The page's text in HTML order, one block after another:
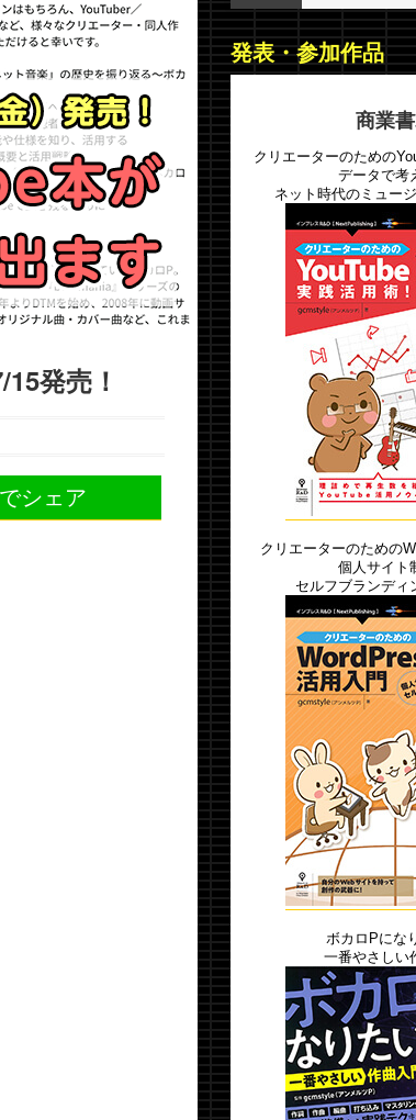
発売！
シェア
発表・参加作品
商業
クリエーターのための
データで考
ネット時代のミュー
クリエーターのための
個人サイト
セルフブランディ
ボカロPにな
一番やさしい